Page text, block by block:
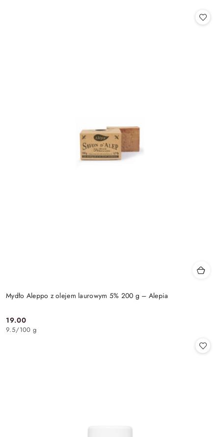
Mydło Aleppo z olejem laurowym 5% 200 g – Alepia
Cena:
19.00
9.5/100 g